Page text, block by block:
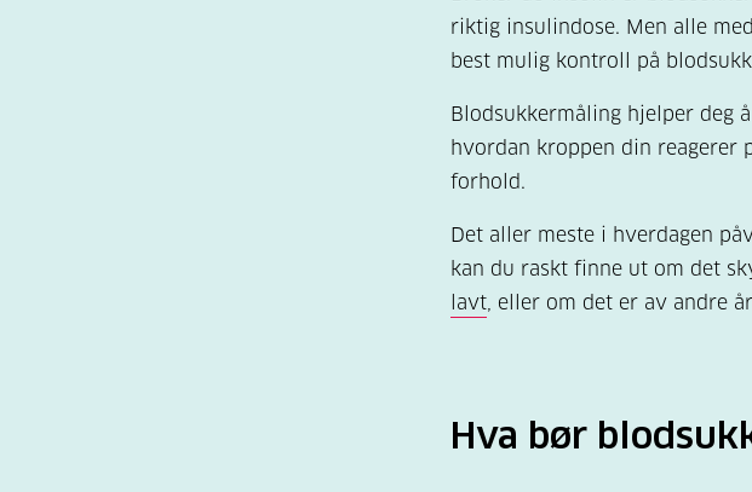
riktig insulindose. Men alle
best mulig kontroll på
Blodsukkermåling hjelper deg
hvordan kroppen din reagerer
forhold.
Det aller meste i hverdagen
kan du raskt finne ut om det
lavt , eller om det er av andre
Hva bør